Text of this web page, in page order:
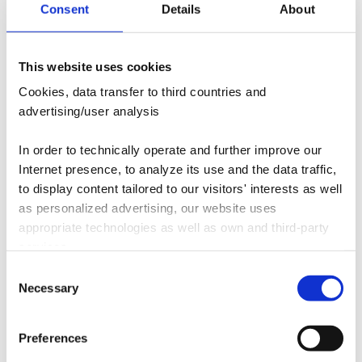
Consent Details About
This website uses cookies
Cookies, data transfer to third countries and
advertising/user analysis
In order to technically operate and further improve our
Internet presence, to analyze its use and the data traffic,
to display content tailored to our visitors' interests as well
as personalized advertising, our website uses
appropriate technologies as well as own and third-party
On our website
we therefore use cookies and store them on the device
we use external services that may also transfer personal
Selection
Necessary
Preferences
Ist das hybride Mitarbeiter-Modell auch für Ihr
damit wir uns mit Ihnen in Verbindung setzen und
können.
Rechnungswesen